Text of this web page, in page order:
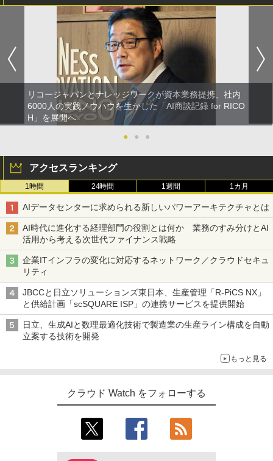
リコージャパンとナレッジワークが資本業務提携、社内
6000人の実践ノウハウを生かした「AI商談記録 for RICO
H」を展開へ
●
● ●
アクセスランキング
1時間 24時間 1週間 1カ月
AIデータセンターに求められる新しいパワーアーキテクチャとは
AI時代に進化する経理部門の役割とは何か 業務のすみ分けとAI
活用から考える次世代ファイナンス戦略
企業ITインフラの変化に対応するネットワーク／クラウドセキュ
リティ
JBCCと日立ソリューションズ東日本、生産管理「R-PiCS NX」
と供給計画「scSQUARE ISP」の連携サービスを提供開始
日立、生成AIと数理最適化技術で製造業の生産ライン構成を自動
立案する技術を開発
もっと見る
クラウド Watch をフォローする